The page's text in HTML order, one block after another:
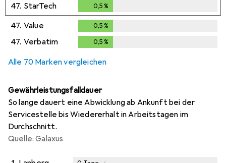
47. StarTech 0,5 %
47. Value 0,5 %
47. Verbatim 0,5 %
Alle 70 Marken vergleichen
Gewährleistungsfalldauer
So lange dauert eine Abwicklung ab Ankunft bei der
Servicestelle bis Wiedererhalt in Arbeitstagen im
Durchschnitt.
Quelle: Galaxus